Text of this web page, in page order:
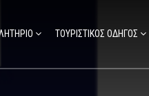
ΤΟΥΡΙΣΤΙΚΟΣ ΟΔΗΓΟΣ